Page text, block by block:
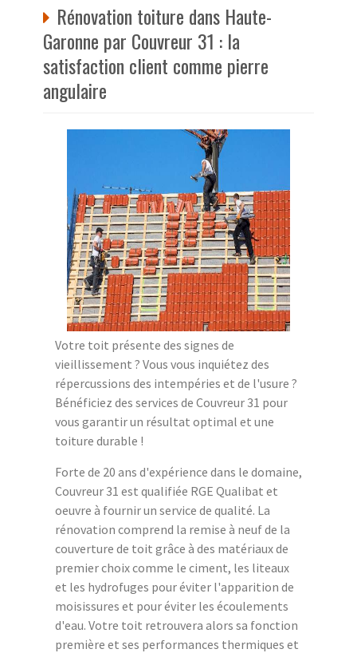
Rénovation toiture dans Haute-
Garonne par Couvreur 31 : la
satisfaction client comme pierre
angulaire
Votre toit présente des signes de
vieillissement ? Vous vous inquiétez des
répercussions des intempéries et de l'usure ?
Bénéficiez des services de Couvreur 31 pour
vous garantir un résultat optimal et une
toiture durable !
Forte de 20 ans d'expérience dans le domaine,
Couvreur 31 est qualifiée RGE Qualibat et
oeuvre à fournir un service de qualité. La
rénovation comprend la remise à neuf de la
couverture de toit grâce à des matériaux de
premier choix comme le ciment, les liteaux
et les hydrofuges pour éviter l'apparition de
moisissures et pour éviter les écoulements
d'eau. Votre toit retrouvera alors sa fonction
première et ses performances thermiques et